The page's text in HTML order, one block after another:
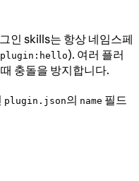
인 skills는 항상 네임스페
). 여러 플러
충돌을 방지합니다.
plugin.json의 name 필드